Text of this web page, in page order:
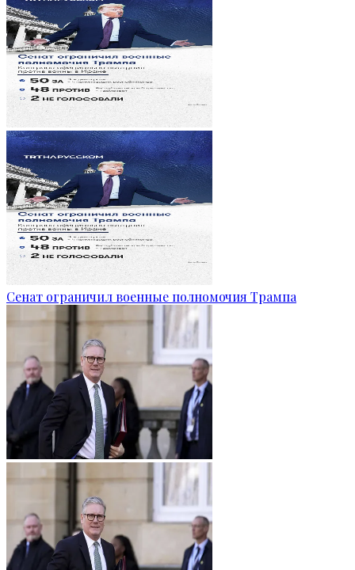
Сенат ограничил военные полномочия Трампа